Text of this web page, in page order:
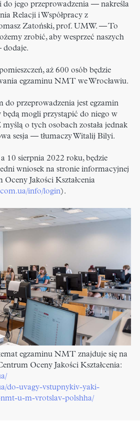
do jego przeprowadzenia — nakreśla
Relacji i Współpracy z
Zatoński, prof. UMW. — To
zrobić, aby wesprzeć naszych
dodaje.
aż 600 osób będzie
egzaminu NMT we Wrocławiu.
przeprowadzenia jest egzamin
mogli przystąpić do niego w
o tych osobach została jednak
sesja — tłumaczy Witalij Bilyi.
10 sierpnia 2022 roku, będzie
wniosek na stronie informacyjnej
Jakości Kształcenia
info/login).
egzaminu NMT znajduje się na
Oceny Jakości Kształcenia:
do-uvagy-vstupnykiv-yaki-
u-m-vrotslav-polshha/